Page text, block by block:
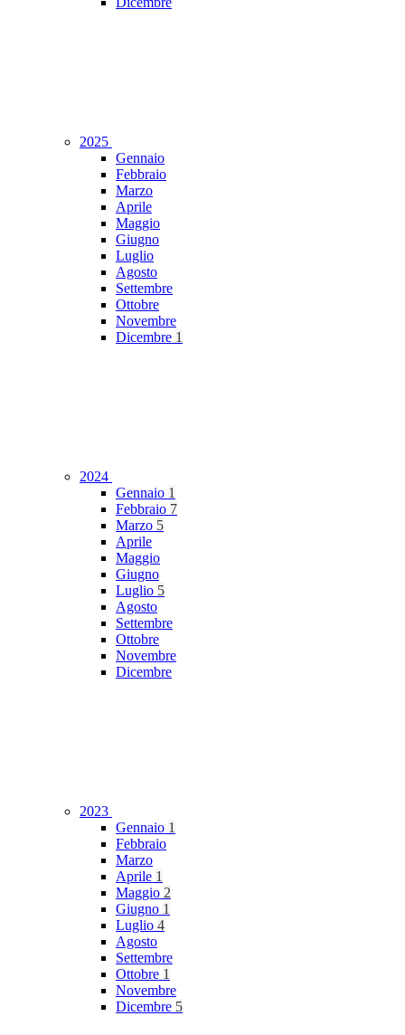
2025
Gennaio
Febbraio
Marzo
Aprile
Maggio
Giugno
Luglio
Agosto
Settembre
Ottobre
Novembre
Dicembre 1
2024
Gennaio 1
Febbraio 7
Marzo 5
Aprile
Maggio
Giugno
Luglio 5
Agosto
Settembre
Ottobre
Novembre
Dicembre
2023
Gennaio 1
Febbraio
Marzo
Aprile 1
Maggio 2
Giugno 1
Luglio 4
Agosto
Settembre
Ottobre 1
Novembre
Dicembre 5